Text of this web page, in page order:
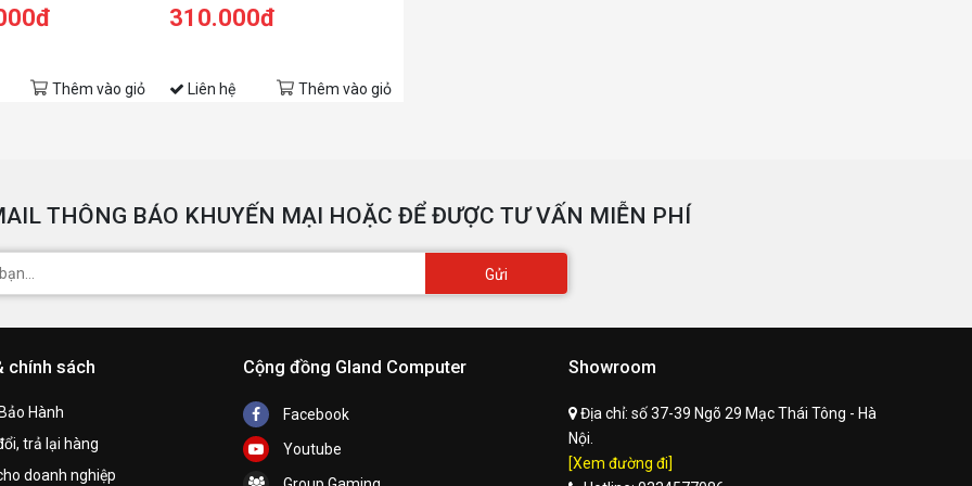
Thêm vào giỏ
310.000đ
Liên hệ Thêm vào giỏ
THÔNG BÁO KHUYẾN MẠI HOẶC ĐỂ ĐƯỢC TƯ VẤN MIỄN PHÍ
Gửi
chính sách
Hành
trả lại hàng
doanh nghiệp
Cộng đồng Gland Computer
Facebook
Youtube
Showroom
Địa chỉ: số 37-39 Ngõ 29 Mạc Thái Tông - Hà
Nội.
[Xem đường đi]